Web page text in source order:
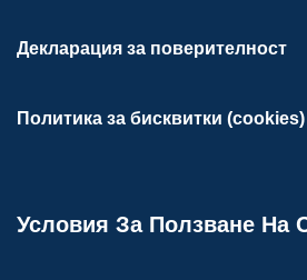
Декларация за поверителност
Политика за бисквитки (cookies)
Условия За Ползване На